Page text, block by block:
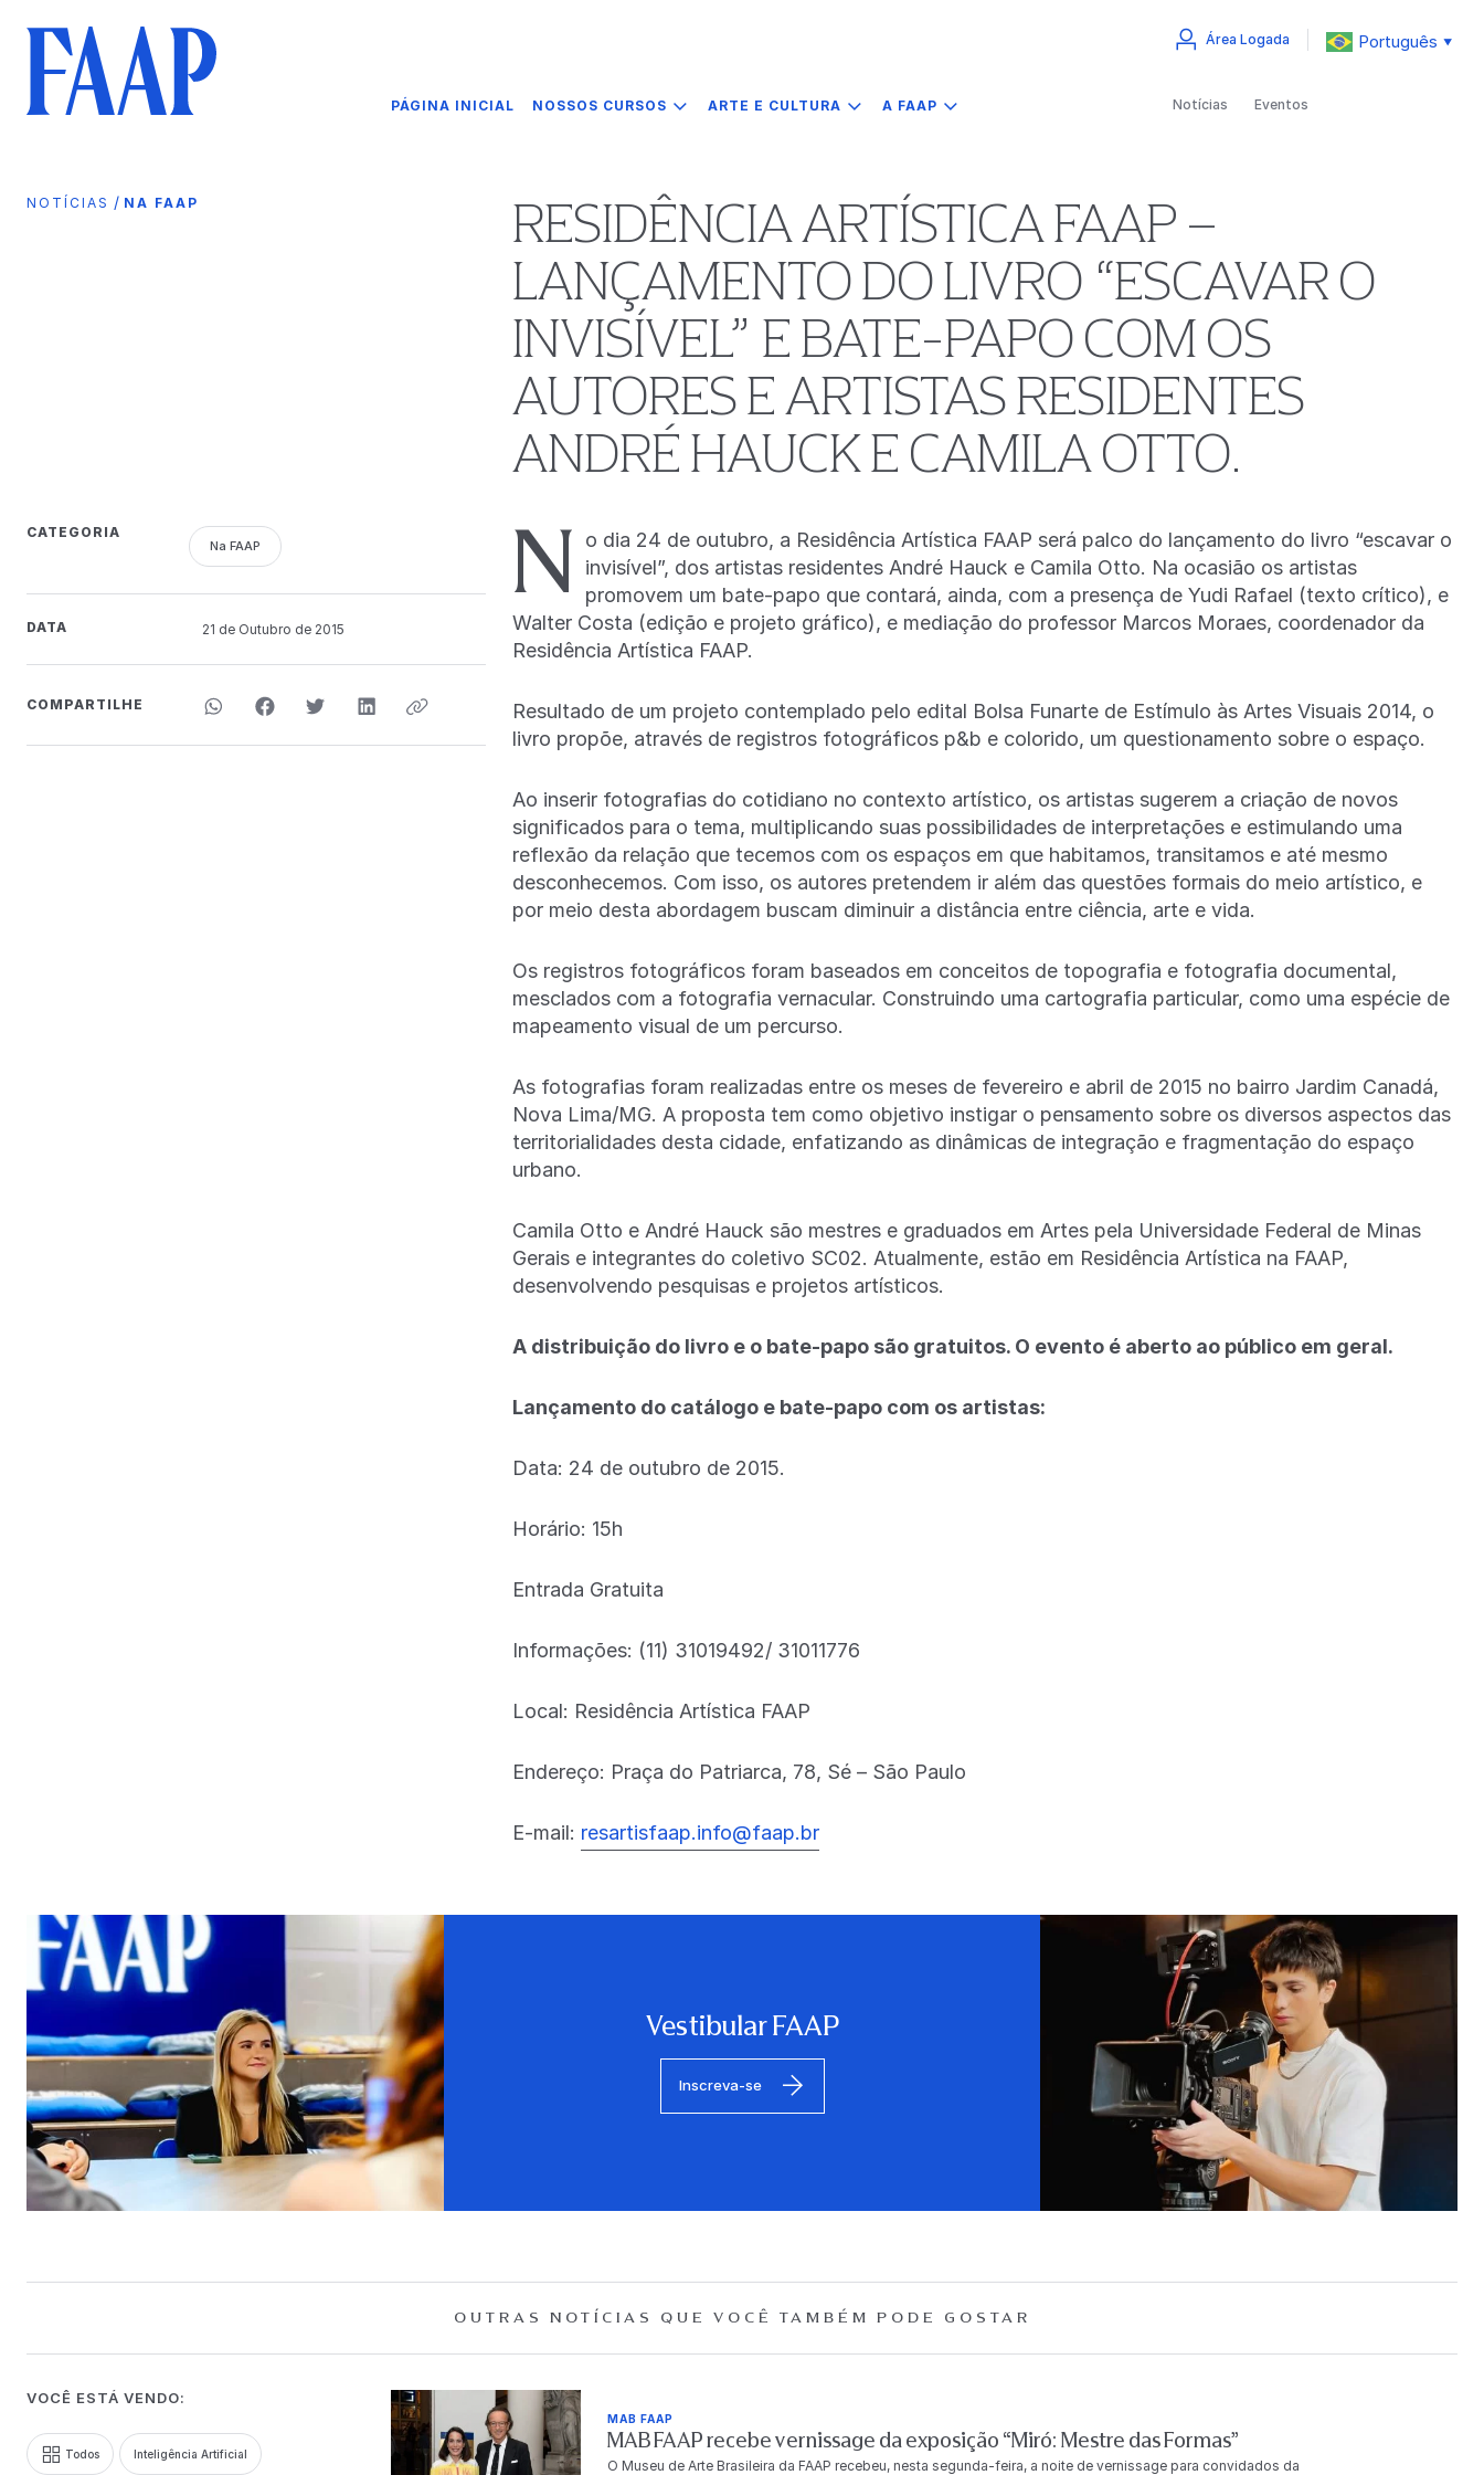
PÁGINA INICIAL NOSSOS CURSOS ARTE E CULTURA A FAAP
Área Logada Português ▼
Notícias Eventos
NOTÍCIAS / NA FAAP
RESIDÊNCIA ARTÍSTICA FAAP –
LANÇAMENTO DO LIVRO “ESCAVAR O
INVISÍVEL” E BATE-PAPO COM OS
AUTORES E ARTISTAS RESIDENTES
ANDRÉ HAUCK E CAMILA OTTO.
CATEGORIA
Na FAAP
DATA 21 de Outubro de 2015
COMPARTILHE
N
o dia 24 de outubro, a Residência Artística FAAP será palco do lançamento do livro “escavar o
invisível”, dos artistas residentes André Hauck e Camila Otto. Na ocasião os artistas
promovem um bate-papo que contará, ainda, com a presença de Yudi Rafael (texto crítico), e
Walter Costa (edição e projeto gráfico), e mediação do professor Marcos Moraes, coordenador da
Residência Artística FAAP.
Resultado de um projeto contemplado pelo edital Bolsa Funarte de Estímulo às Artes Visuais 2014, o
livro propõe, através de registros fotográficos p&b e colorido, um questionamento sobre o espaço.
Ao inserir fotografias do cotidiano no contexto artístico, os artistas sugerem a criação de novos
significados para o tema, multiplicando suas possibilidades de interpretações e estimulando uma
reflexão da relação que tecemos com os espaços em que habitamos, transitamos e até mesmo
desconhecemos. Com isso, os autores pretendem ir além das questões formais do meio artístico, e
por meio desta abordagem buscam diminuir a distância entre ciência, arte e vida.
Os registros fotográficos foram baseados em conceitos de topografia e fotografia documental,
mesclados com a fotografia vernacular. Construindo uma cartografia particular, como uma espécie de
mapeamento visual de um percurso.
As fotografias foram realizadas entre os meses de fevereiro e abril de 2015 no bairro Jardim Canadá,
Nova Lima/MG. A proposta tem como objetivo instigar o pensamento sobre os diversos aspectos das
territorialidades desta cidade, enfatizando as dinâmicas de integração e fragmentação do espaço
urbano.
Camila Otto e André Hauck são mestres e graduados em Artes pela Universidade Federal de Minas
Gerais e integrantes do coletivo SC02. Atualmente, estão em Residência Artística na FAAP,
desenvolvendo pesquisas e projetos artísticos.
A distribuição do livro e o bate-papo são gratuitos. O evento é aberto ao público em geral.
Lançamento do catálogo e bate-papo com os artistas:
Data: 24 de outubro de 2015.
Horário: 15h
Entrada Gratuita
Informações: (11) 31019492/ 31011776
Local: Residência Artística FAAP
Endereço: Praça do Patriarca, 78, Sé – São Paulo
E-mail: resartisfaap.info@faap.br
Vestibular FAAP
Inscreva-se
OUTRAS NOTÍCIAS QUE VOCÊ TAMBÉM PODE GOSTAR
VOCÊ ESTÁ VENDO:
Todos Inteligência Artificial
MAB FAAP
MAB FAAP recebe vernissage da exposição “Miró: Mestre das Formas”
O Museu de Arte Brasileira da FAAP recebeu, nesta segunda-feira, a noite de vernissage para convidados da